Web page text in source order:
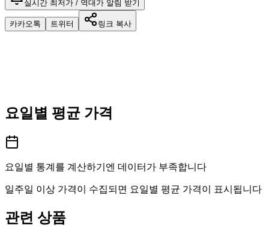
실시간 최저가 / 역대가 알림 받기
카카오톡 트위터 링크 복사
요일별 평균 가격
요일별 통계를 계산하기엔 데이터가 부족합니다
일주일 이상 가격이 수집되면 요일별 평균 가격이 표시됩니다
관련 상품